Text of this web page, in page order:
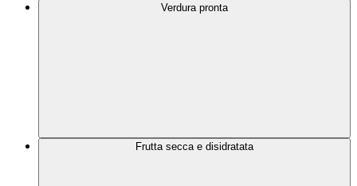
Verdura pronta
Frutta secca e disidratata